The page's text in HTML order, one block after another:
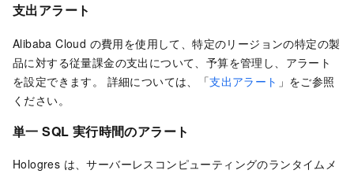
支出アラート
Alibaba Cloud の費用を使用して、特定のリージョンの特定の製
品に対する従量課金の支出について、予算を管理し、アラート
を設定できます。 詳細については、「支出アラート 」をご参照
ください。
単一 SQL 実行時間のアラート
Hologres は、サーバーレスコンピューティングのランタイムメ